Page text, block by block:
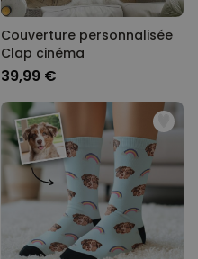
Couverture personnalisée
Clap cinéma
39,99 €